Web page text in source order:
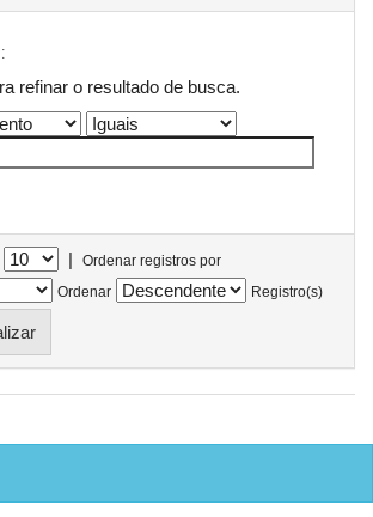
refinar o resultado de busca.
|
Ordenar registros por
Ordenar
Registro(s)